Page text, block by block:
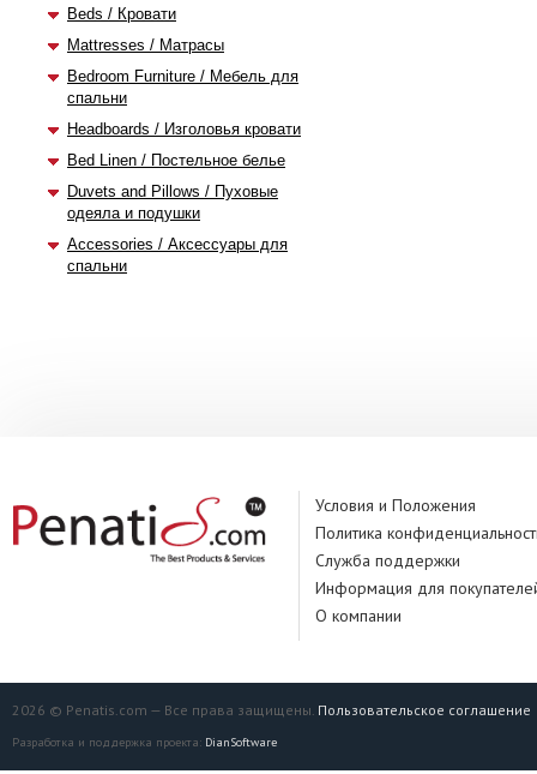
Beds / Кровати
Mattresses / Матрасы
Bedroom Furniture / Мебель для
спальни
Headboards / Изголовья кровати
Bed Linen / Постельное белье
Duvets and Pillows / Пуховые
одеяла и подушки
Accessories / Аксессуары для
спальни
Условия и Положения
Политика
Служба поддержки
Информация для
О компании
2026 © Penatis.com — Все права защищены. Пользовательское соглашение
Разработка и поддержка проекта: DianSoftware